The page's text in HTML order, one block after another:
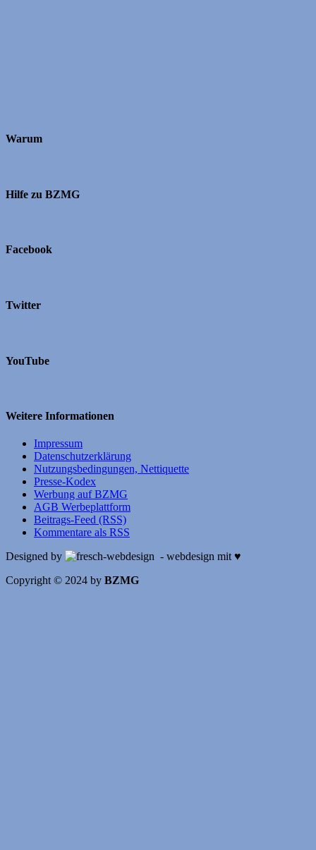
Warum
Hilfe zu BZMG
Facebook
Twitter
YouTube
Weitere Informationen
Impressum
Datenschutzerklärung
Nutzungsbedingungen, Nettiquette
Presse-Kodex
Werbung auf BZMG
AGB Werbeplattform
Beitrags-Feed (RSS)
Kommentare als RSS
Designed by
- webdesign mit ♥
Copyright © 2024 by BZMG